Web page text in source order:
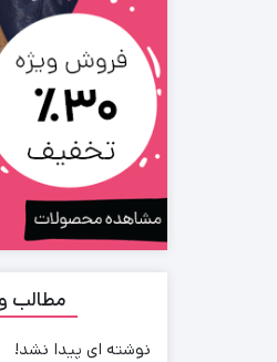
مطالب
نوشته ای پیدا نشد!